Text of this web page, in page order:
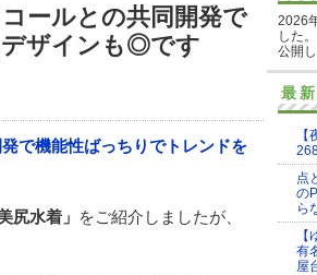
ールとの共同開発で
ザインも◎です
尻水着」 をご紹介しましたが、
2026
した
公開し
最
点
の
ら
有
屋